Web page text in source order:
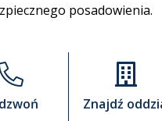
posadowienia.
Znajdź